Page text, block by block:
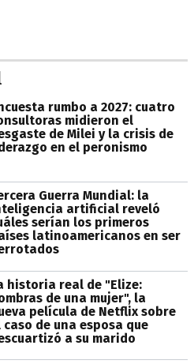
rumbo a 2027: cuatro
midieron el
de Milei y la crisis de
en el peronismo
Guerra Mundial: la
artificial reveló
serían los primeros
latinoamericanos en ser
historia real de "Elize:
de una mujer", la
película de Netflix sobre
caso de una esposa que
a su marido